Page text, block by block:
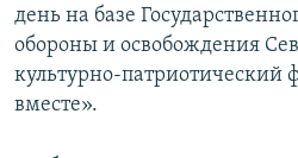
день на базе
обороны и освобождения
культурно-патриотический
вместе».